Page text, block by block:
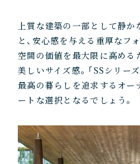
上質な建築の一部として静
と、安心感を与える重厚なフォ
空間の価値を最大限に高める
美しいサイズ感。「SSシリー
最高の暮らしを追求するオー
ートな選択となるでしょう。